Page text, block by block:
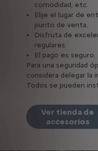
comodidad, etc.
Elije el lugar de
punto de venta.
Disfruta de
regulares.
El pago es seguro.
Para una seguridad
considera delegar la
Todos se pueden
Ver tienda de
accesorios